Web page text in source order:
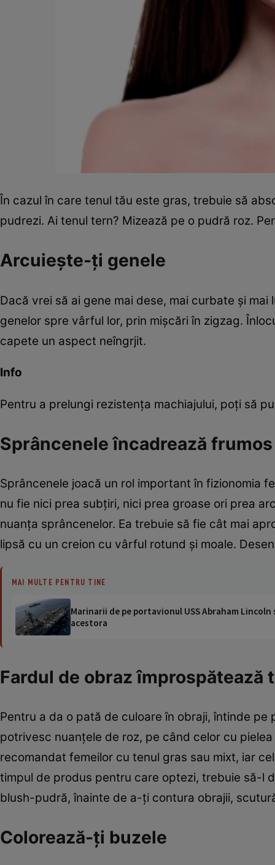
În cazul în care tenul tău este gras, trebuie să
pudrezi. Ai tenul tern? Mizează pe o pudră roz.
Arcuieşte-ţi genele
Dacă vrei să ai gene mai dese, mai curbate şi
genelor spre vârful lor, prin mişcări în zigzag.
capete un aspect neîngrjit.
Info
Pentru a prelungi rezistenţa machiajului, poţi să
Sprâncenele încadrează
Sprâncenele joacă un rol important în fizionomia
nu fie nici prea subţiri, nici prea groase ori prea
nuanţa sprâncenelor. Ea trebuie să fie cât mai
lipsă cu un creion cu vârful rotund şi moale.
MAI MULTE PENTRU TINE
Marinarii de pe portavionul USS Abraham
acestora
Fardul de obraz împrospătează
Pentru a da o pată de culoare în obraji, întinde
potrivesc nuanţele de roz, pe când celor cu
recomandat femeilor cu tenul gras sau mixt, iar
timpul de produs pentru care optezi, trebuie să-l
blush-pudră, înainte de a-ţi contura obrajii,
Colorează-ţi buzele